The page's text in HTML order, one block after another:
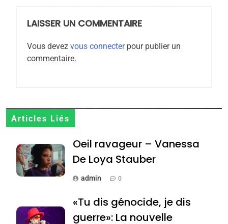
LAISSER UN COMMENTAIRE
Vous devez vous connecterpour publier un
commentaire.
Articles Liés
Oeil ravageur – Vanessa
De Loya Stauber
admin 0
«Tu dis génocide, je dis
guerre»: La nouvelle
l’antisémitisme
FIÈRE, DIGNE ET RÉSILIENTE :
CE QUI NOUS MANQUE –
JUDAISME
8
Maroc : Les amandes de
Azilal consacrés produits
du terroir
DAFINA MAROC